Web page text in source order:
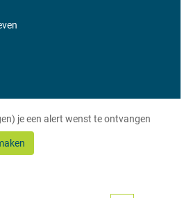
je een alert wenst te ontvangen